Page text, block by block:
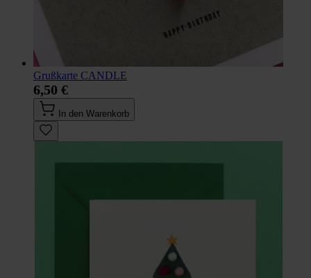
Grußkarte CANDLE
6,50 €
In den Warenkorb